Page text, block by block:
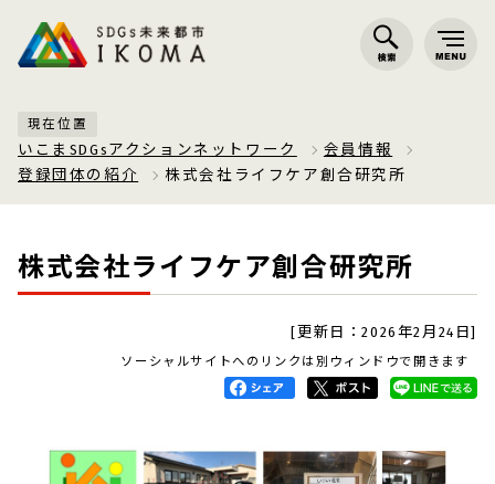
現在位置
いこまSDGsアクションネットワーク
会員情報
登録団体の紹介
株式会社ライフケア創合研究所
株式会社ライフケア創合研究所
[更新日：2026年2月24日]
ソーシャルサイトへのリンクは別ウィンドウで開きます